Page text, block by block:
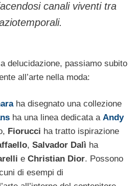
canali viventi tra
delucidazione, passiamo subito
all’arte nella moda:
ha disegnato una collezione
ha una linea dedicata a Andy
Fiorucci ha tratto ispirazione
, Salvador Dalì ha
e Christian Dior. Possono
di esempi di